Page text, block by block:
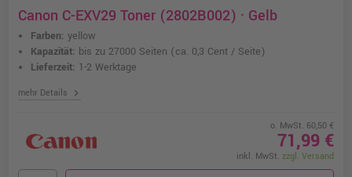
Canon C-EXV29 Toner (2802B002) · Gelb
Farben: yellow
Kapazität: bis zu 27000 Seiten (ca. 0,3 Cent / Seite)
Lieferzeit: 1-2 Werktage
mehr Details chevron_right
o. MwSt. 60,50 €
71,99 €
inkl. MwSt. zzgl. Versand